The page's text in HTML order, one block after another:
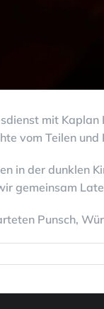
mit
vom Teilen
in der dunklen
gemeinsam
Punsch,